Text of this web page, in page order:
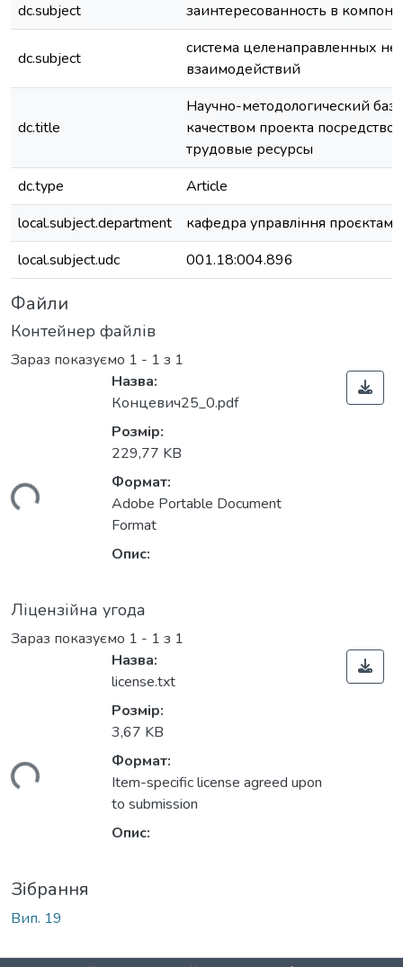
dc.subject
заинтересованность в
dc.subject
система целенаправленных
взаимодействий
dc.title
Научно-методологический
качеством проекта
трудовые ресурсы
dc.type
Article
local.subject.department
кафедра управління проєктами
local.subject.udc
001.18:004.896
Файли
Контейнер файлів
Зараз показуємо 1 - 1 з 1
Назва:
Концевич25_0.pdf
Розмір:
229,77 KB
Формат:
Adobe Portable Document
Format
Опис:
Ліцензійна угода
Зараз показуємо 1 - 1 з 1
Назва:
license.txt
Розмір:
3,67 KB
Формат:
Item-specific license agreed upon
to submission
Опис:
Зібрання
Вип. 19